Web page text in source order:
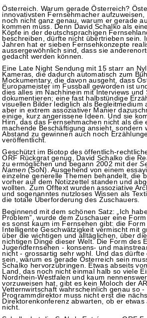
Österreich. Warum gerade Österreich?
innovativsten Fernsehmacher
noch nicht ganz genau, warum er gerade
kommen muss. Denn David Schalko als
Köpfe in der deutschsprachigen
beschreiben, dürfte nicht übertrieben sein.
Jahren hat er sieben Fernsehkonzepte
aussergewöhnlich sind, dass sie
gedacht werden können.
Eine Late Night Sendung mit 15 starr an
Kameras, die dadurch automatisch zum
Mockumentary, die davon ausgeht, dass
Europameister im Fussball geworden ist
dies alles im Nachhinein mit Interviews und
dokumentieren; eine fast halbstündige
visuellen Bilder lediglich als Begleitmedium
aber in extrem assoziativer Manier
einige, kurz angerissene Ideen. Und sie
Hirn, das das Fernsehmachen nicht als die
machende Beschäftigung ansieht, sondern
Abstand zu gewinnen auch noch
veröffentlicht.
Geschützt im Biotop des öffentlich-
ORF Rückgrat genug, David Schalko die
zu ermöglichen und begann 2002 mit der
Namen(SoN). Ausgehend von einem
einzelne generelle Themen behandelt, die
vorher auf dem Notizzettel standen und
wollten. Zum Offtext wurden assoziative
und sogenanntes nutzloses Wissen als
die totale Überforderung des Zuschauers.
Beginnend mit dem schönen Satz: „Ich
Problem”, wurde dem Zuschauer eine
es sonst kaum im Fernsehen gibt: die Form
Intelligente Geschwätzigkeit vermischt mit
über die wichtigen und alltäglichen, über
nichtigen Dinge dieser Welt. Die Form des
Jugendfernsehen - konsens- und
nicht - grossartig sehr wohl. Und das dürfte
sein, warum es gerade Österreich sein
Schalko hervorzubringen. Etwas abseits
Land, das noch nicht einmal halb so viele
Nordrhein-Westfalen und kaum
vorzuweisen hat, gibt es kein Moloch der
Vetternwirtschaft wahrscheinlich genau so
Programmdirektor muss nicht erst die
Direktorenkonferenz abwarten, ob er
nicht.